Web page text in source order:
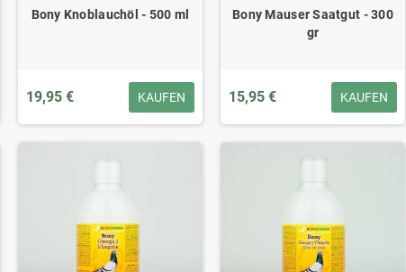
Bony Knoblauchöl - 500 ml
19,95 € KAUFEN
Bony Mauser Saatgut - 300
gr
15,95 € KAUFEN